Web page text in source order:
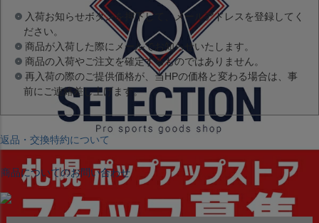
入荷お知らせボタンを押下して、メールアドレスを登録してく
ださい。
商品が入荷した際にメールでお知らせいたします。
商品の入荷やご注文を確定するものではありません。
再入荷の際のご提供価格が、当HPの価格と変わる場合は、事
前にご連絡差し上げます。
返品・交換特約について
商品についてのお問い合わせ